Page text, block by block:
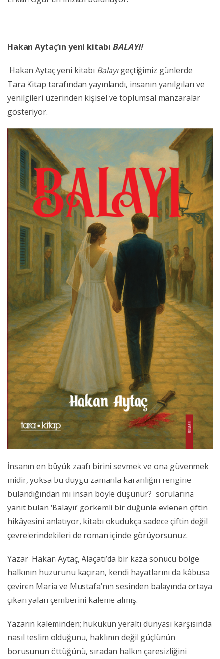
Hakan Aytaç’ın yeni kitabı BALAYI!
Hakan Aytaç yeni kitabı Balayıgeçtiğimiz günlerde
Tara Kitap tarafından yayınlandı, insanın yanılgıları ve
yenilgileri üzerinden kişisel ve toplumsal manzaralar
gösteriyor.
İnsanın en büyük zaafı birini sevmek ve ona güvenmek
midir, yoksa bu duygu zamanla karanlığın rengine
bulandığından mı insan böyle düşünür? sorularına
yanıt bulan ‘Balayıı’ görkemli bir düğünle evlenen çiftin
hikâyesini anlatıyor, kitabı okudukça sadece çiftin değil
çevrelerindekileri de roman içinde görüyorsunuz.
Yazar Hakan Aytaç, Alaçatı’da bir kaza sonucu bölge
halkının huzurunu kaçıran, kendi hayatlarını da kâbusa
çeviren Maria ve Mustafa’nın sesinden balayında ortaya
çıkan yalan çemberini kaleme almış.
Yazarın kaleminden; hukukun yeraltı dünyası karşısında
nasıl teslim olduğunu, haklının değil güçlünün
borusunun öttüğünü, sıradan halkın çaresizliğini